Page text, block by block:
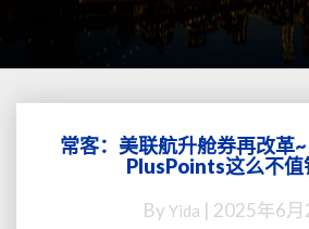
常
客：
联
常客：美联航升舱券再改革
PlusPoints这么不值
By Yida 2025年6月